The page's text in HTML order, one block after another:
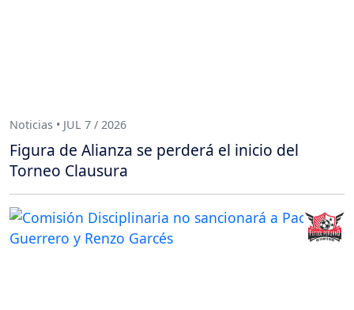
Noticias • JUL 7 / 2026
Figura de Alianza se perderá el inicio del
Torneo Clausura